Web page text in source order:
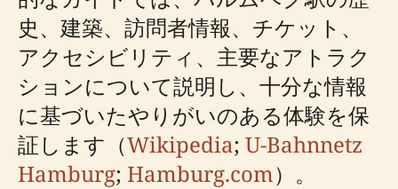
史、建築、訪問者情報、チケット、
アクセシビリティ、主要なアトラク
ションについて説明し、十分な情報
に基づいたやりがいのある体験を保
証します（Wikipedia; U-Bahnnetz
Hamburg; Hamburg.com）。